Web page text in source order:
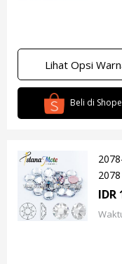
Lihat Opsi
Beli di
IDR